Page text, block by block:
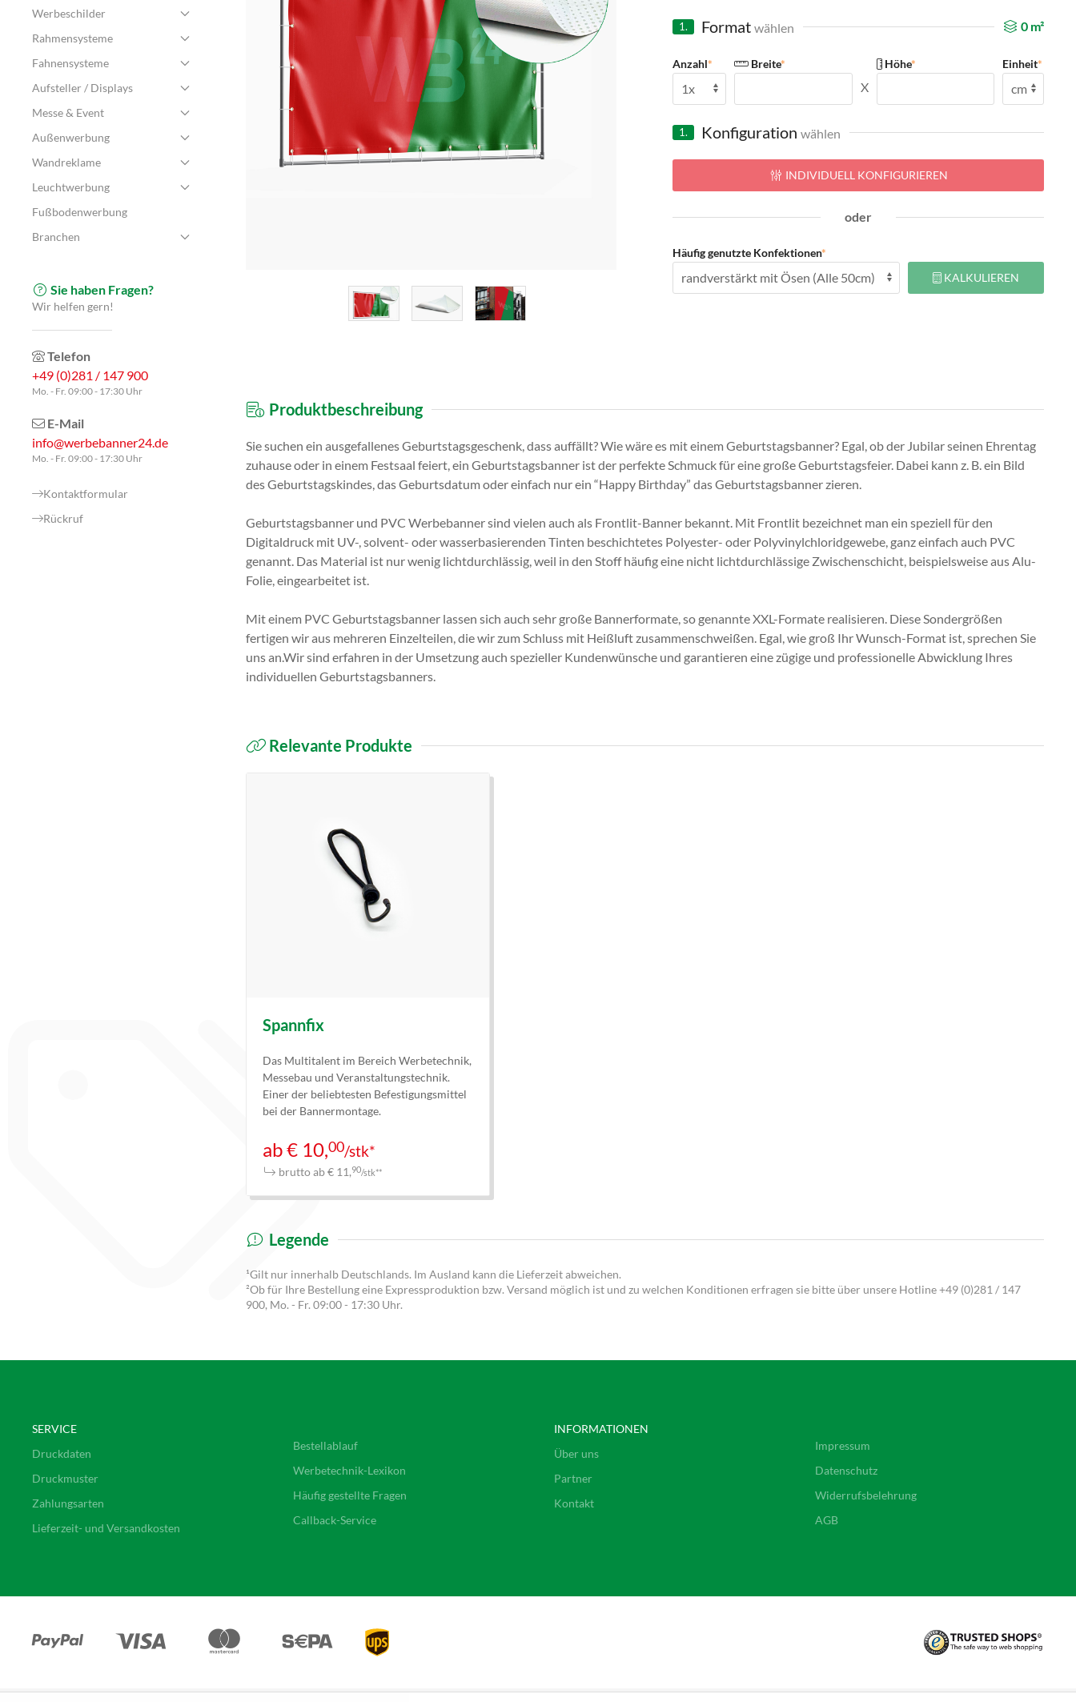
Werbeschilder
Rahmensysteme
Fahnensysteme
Aufsteller / Displays
Messe & Event
Außenwerbung
Wandreklame
Leuchtwerbung
Fußbodenwerbung
Branchen
Sie haben Fragen?
Wir helfen gern!
Telefon
+49 (0)281 / 147 900
Mo. - Fr. 09:00 - 17:30 Uhr
E-Mail
info@werbebanner24.de
Mo. - Fr. 09:00 - 17:30 Uhr
Kontaktformular
Rückruf
1. Formatwählen 0 m²
Anzahl* Breite*
X
Höhe* Einheit*
1. Konfigurationwählen
INDIVIDUELL KONFIGURIEREN
oder
Häufig genutzte Konfektionen*
KALKULIEREN
Produktbeschreibung
Sie suchen ein ausgefallenes Geburtstagsgeschenk, dass auffällt? Wie wäre es mit einem Geburtstagsbanner? Egal, ob der Jubilar seinen Ehrentag
zuhause oder in einem Festsaal feiert, ein Geburtstagsbanner ist der perfekte Schmuck für eine große Geburtstagsfeier. Dabei kann z. B. ein Bild
des Geburtstagskindes, das Geburtsdatum oder einfach nur ein “Happy Birthday” das Geburtstagsbanner zieren.
Geburtstagsbanner und PVC Werbebanner sind vielen auch als Frontlit-Banner bekannt. Mit Frontlit bezeichnet man ein speziell für den
Digitaldruck mit UV-, solvent- oder wasserbasierenden Tinten beschichtetes Polyester- oder Polyvinylchloridgewebe, ganz einfach auch PVC
genannt. Das Material ist nur wenig lichtdurchlässig, weil in den Stoff häufig eine nicht lichtdurchlässige Zwischenschicht, beispielsweise aus Alu-
Folie, eingearbeitet ist.
Mit einem PVC Geburtstagsbanner lassen sich auch sehr große Bannerformate, so genannte XXL-Formate realisieren. Diese Sondergrößen
fertigen wir aus mehreren Einzelteilen, die wir zum Schluss mit Heißluft zusammenschweißen. Egal, wie groß Ihr Wunsch-Format ist, sprechen Sie
uns an.Wir sind erfahren in der Umsetzung auch spezieller Kundenwünsche und garantieren eine zügige und professionelle Abwicklung Ihres
individuellen Geburtstagsbanners.
Relevante Produkte
Spannfix
Das Multitalent im Bereich Werbetechnik,
Messebau und Veranstaltungstechnik.
Einer der beliebtesten Befestigungsmittel
bei der Bannermontage.
ab € 10,00/stk*
brutto ab € 11,90/stk**
Legende
¹Gilt nur innerhalb Deutschlands. Im Ausland kann die Lieferzeit abweichen.
²Ob für Ihre Bestellung eine Expressproduktion bzw. Versand möglich ist und zu welchen Konditionen erfragen sie bitte über unsere Hotline+49 (0)281 / 147
900, Mo. - Fr. 09:00 - 17:30 Uhr.
SERVICE
Druckdaten
Druckmuster
Zahlungsarten
Lieferzeit- und Versandkosten
Bestellablauf
Werbetechnik-Lexikon
Häufig gestellte Fragen
Callback-Service
INFORMATIONEN
Über uns
Partner
Kontakt
Impressum
Datenschutz
Widerrufsbelehrung
AGB